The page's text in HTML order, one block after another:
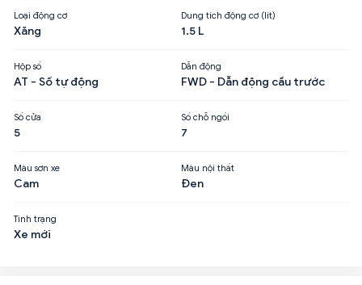
Loại động cơ
Xăng
Dung tích động cơ (lít)
1.5 L
Hộp số
AT - Số tự động
Dẫn động
FWD - Dẫn động cầu trước
Số cửa
5
Số chỗ ngồi
7
Màu sơn xe
Cam
Màu nội thất
Đen
Tình trạng
Xe mới